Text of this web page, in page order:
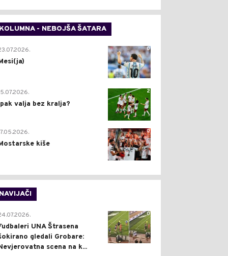
KOLUMNA - NEBOJŠA ŠATARA
0
2
valja bez kralja?
0
kiše
NAVIJAČI
0
UNA Štrasena
gledali Grobare:
scena na k...